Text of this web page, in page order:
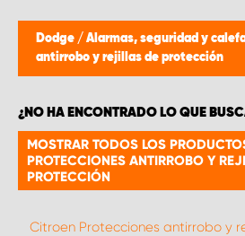
Dodge / Alarmas, seguridad y
antirrobo y rejillas de protección
¿NO HA ENCONTRADO LO QUE
MOSTRAR TODOS LOS
PROTECCIONES ANTIRROBO Y
PROTECCIÓN
Citroen Protecciones antirrobo y